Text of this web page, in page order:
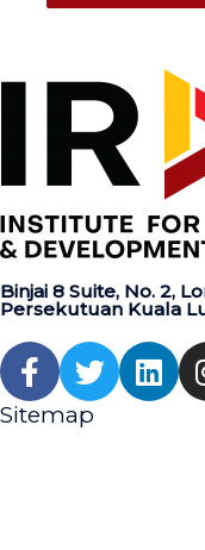
Binjai 8 Suite, No. 2,
Persekutuan Kuala
Sitemap